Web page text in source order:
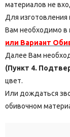
материалов не
Для изготовления
Вам необходимо в
или Вариант
Далее Вам
(Пункт 4.
цвет.
Или дождаться
обивочном